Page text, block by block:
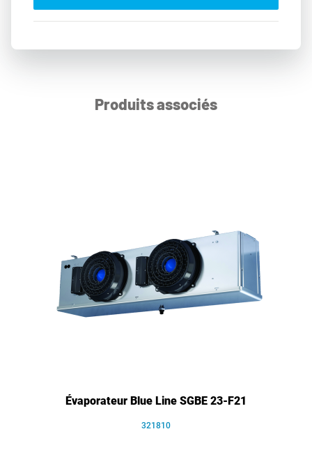
Produits associés
Évaporateur Blue Line SGBE 23-F21
321810